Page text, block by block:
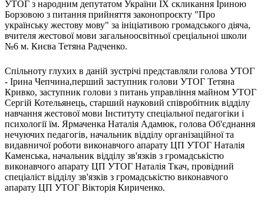
Молодіжні лідери УТОГ
Ветерани УТОГ
Мережа УТОГ
Підприємства УТОГ
Рекорди УТОГ
Посилання сторінок УТОГ
Контакти
Навчальні програми
Дошкільна освіта
Загальна освіта
Для абітурієнтів
Уроки
Українська жестова мова
Географія
Правознавство
УТОГ з народним депутатом України ІХ скликання Іриною
Борзовою з питання прийняття законопроєкту "Про
українську жестову мову" за ініціативою громадського діяча,
вчителя жестової мови загальноосвітньої среціальноі школи
№6 м. Києва Тетяна Радченко.
Спільноту глухих в даній зустрічі представляли голова УТОГ
- Ірина Чепчина,перший заступник голови УТОГ Тетяна
Кривко, заступник голови з питань управління майном УТОГ
Сергій Котельянець, старший науковий співробітник відділу
навчання жестової мови Інституту спеціальної педагогіки і
психології їм. Ярмаченка Наталія Адамюк, голова Об'єднання
нечуючих педагогів, начальник відділу організаційної та
видавничої роботи виконавчого апарату ЦП УТОГ Наталія
Каменська, начальник відділу зв'язків з громадськістю
виконавчого апарату ЦП УТОГ Наталія Ткач, провідний
спеціаліст відділу зв'язків з громадськістю виконавчого
апарату ЦП УТОГ Вікторія Кириченко.